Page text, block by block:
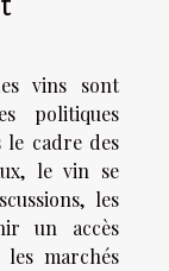
vins sont
politiques
le cadre des
le vin se
les
un accès
marchés